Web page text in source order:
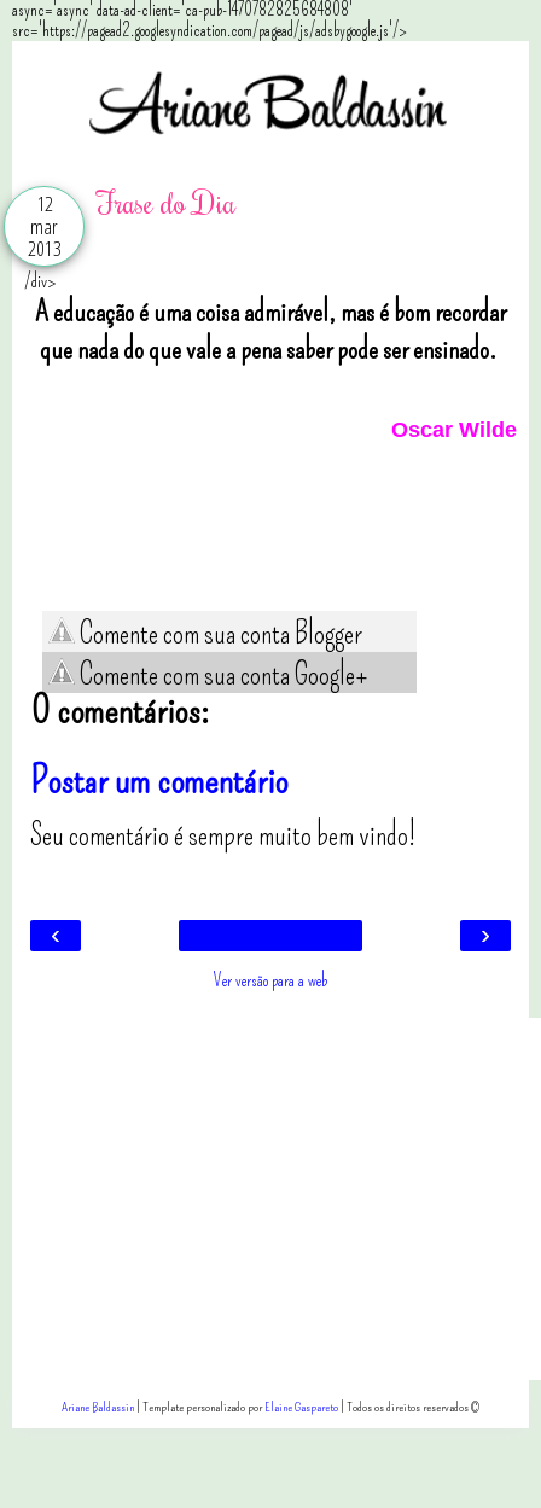
async='async' data-ad-client='ca-pub-1470782825684808'
src='https://pagead2.googlesyndication.com/pagead/js/adsbygoogle.js'/>
12
mar
2013
Frase do Dia
/div>
A educação é uma coisa admirável, mas é bom recordar
que nada do que vale a pena saber pode ser ensinado.
Oscar Wilde
Comente com sua conta Blogger
Comente com sua conta Google+
0 comentários:
Postar um comentário
Seu comentário é sempre muito bem vindo!
‹ ›
Ver versão para a web
Ariane Baldassin| Template personalizado porElaine Gaspareto| Todos os direitos reservados ©